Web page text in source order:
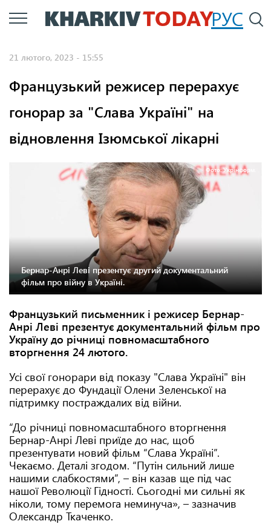
Перейти
до
РУС
21 лютого, 2023 - 15:55
Французький режисер перерахує
гонорар за "Слава Україні" на
відновлення Ізюмської лікарні
Фото: Укрінформ.
Бернар-Анрі Леві презентує другий документальний
фільм про війну в Україні.
Французький письменник і режисер Бернар-
Анрі Леві презентує документальний фільм про
Україну до річниці повномасштабного
вторгнення 24 лютого.
Усі свої гонорари від показу "Слава Україні" він
перерахує до Фундації Олени Зеленської на
підтримку постраждалих від війни.
“До річниці повномасштабного вторгнення
Бернар-Анрі Леві приїде до нас, щоб
презентувати новий фільм “Слава Україні”.
Чекаємо. Деталі згодом. “Путін сильний лише
нашими слабкостями”, – він казав ще під час
нашої Революції Гідності. Сьогодні ми сильні як
ніколи, тому перемога неминуча», – зазначив
Олександр Ткаченко.